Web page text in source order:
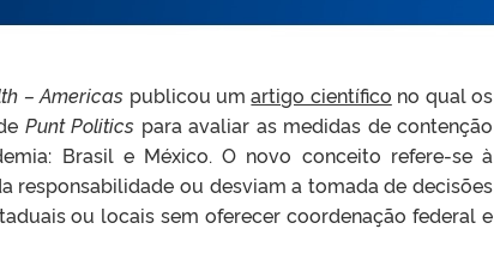
– Americas publicou umartigo científico no qual os
Punt Politics para avaliar as medidas de contenção
Brasil e México. O novo conceito refere-se à
responsabilidade ou desviam a tomada de decisões
ou locais sem oferecer coordenação federal e